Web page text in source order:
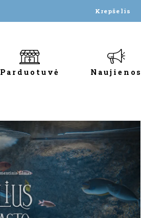
Krepšelis
Parduotuvė Naujienos